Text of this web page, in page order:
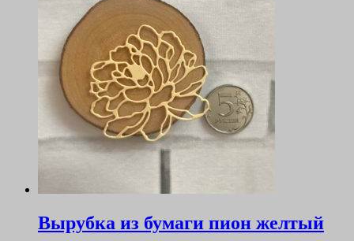
Вырубка из бумаги пион желтый